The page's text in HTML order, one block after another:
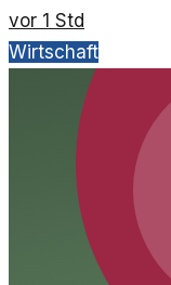
vor 1 Std
Wirtschaft